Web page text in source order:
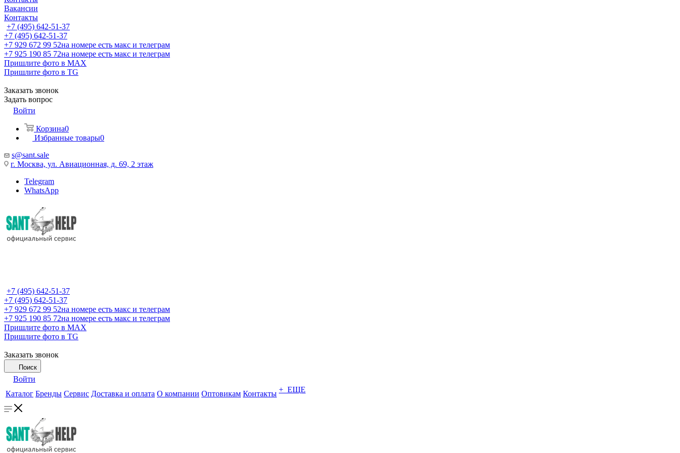
Вакансии
Контакты
+7 (495) 642-51-37
+7 (495) 642-51-37
+7 929 672 99 52на номере есть макс и телеграм
+7 925 190 85 72на номере есть макс и телеграм
Пришлите фото в MAX
Пришлите фото в TG
Заказать звонок
Задать вопрос
Войти
Корзина0
Избранные товары0
s@sant.sale
г. Москва, ул. Авиационная, д. 69, 2 этаж
Telegram
WhatsApp
+7 (495) 642-51-37
+7 (495) 642-51-37
+7 929 672 99 52на номере есть макс и телеграм
+7 925 190 85 72на номере есть макс и телеграм
Пришлите фото в MAX
Пришлите фото в TG
Заказать звонок
Поиск
Войти
Каталог Бренды Сервис Доставка и оплата О компании Оптовикам Контакты + ЕЩЕ